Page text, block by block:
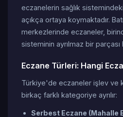
eczanelerin sağlık
açıkça ortaya koymaktadır.
merkezlerinde eczaneler,
sisteminin ayrılmaz bir parçası
Eczane Türleri: Hangi
Türkiye'de eczaneler işlev ve
birkaç farklı kategoriye ayrılır:
Serbest Eczane (Mahalle